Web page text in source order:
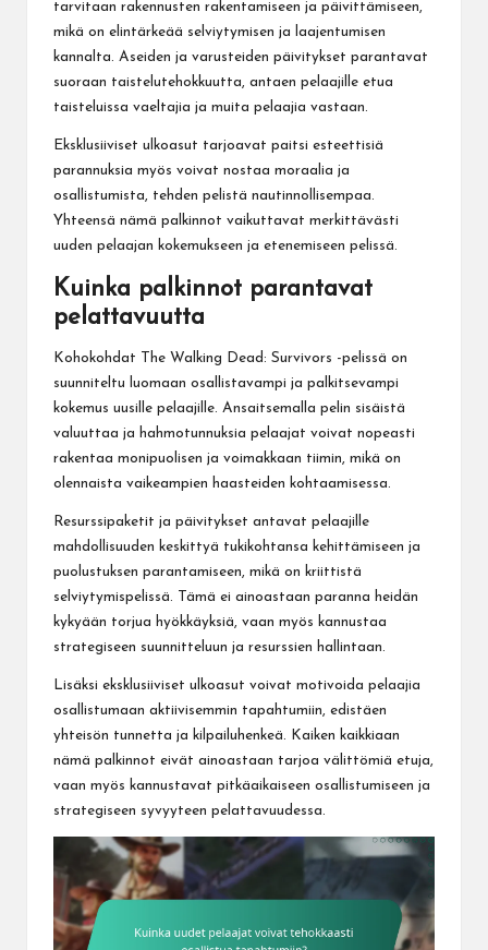
tarvitaan rakennusten rakentamiseen ja päivittämiseen,
mikä on elintärkeää selviytymisen ja laajentumisen
kannalta. Aseiden ja varusteiden päivitykset parantavat
suoraan taistelutehokkuutta, antaen pelaajille etua
taisteluissa vaeltajia ja muita pelaajia vastaan.
Eksklusiiviset ulkoasut tarjoavat paitsi esteettisiä
parannuksia myös voivat nostaa moraalia ja
osallistumista, tehden pelistä nautinnollisempaa.
Yhteensä nämä palkinnot vaikuttavat merkittävästi
uuden pelaajan kokemukseen ja etenemiseen pelissä.
Kuinka palkinnot parantavat
pelattavuutta
Kohokohdat The Walking Dead: Survivors -pelissä on
suunniteltu luomaan osallistavampi ja palkitsevampi
kokemus uusille pelaajille. Ansaitsemalla pelin sisäistä
valuuttaa ja hahmotunnuksia pelaajat voivat nopeasti
rakentaa monipuolisen ja voimakkaan tiimin, mikä on
olennaista vaikeampien haasteiden kohtaamisessa.
Resurssipaketit ja päivitykset antavat pelaajille
mahdollisuuden keskittyä tukikohtansa kehittämiseen ja
puolustuksen parantamiseen, mikä on kriittistä
selviytymispelissä. Tämä ei ainoastaan paranna heidän
kykyään torjua hyökkäyksiä, vaan myös kannustaa
strategiseen suunnitteluun ja resurssien hallintaan.
Lisäksi eksklusiiviset ulkoasut voivat motivoida pelaajia
osallistumaan aktiivisemmin tapahtumiin, edistäen
yhteisön tunnetta ja kilpailuhenkeä. Kaiken kaikkiaan
nämä palkinnot eivät ainoastaan tarjoa välittömiä etuja,
vaan myös kannustavat pitkäaikaiseen osallistumiseen ja
strategiseen syvyyteen pelattavuudessa.